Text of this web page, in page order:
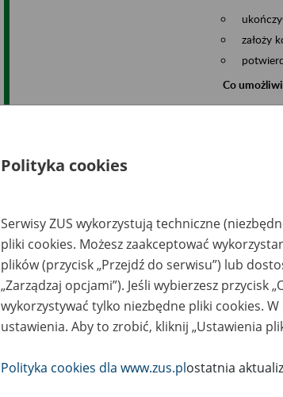
założy
Co
wgląd
Jeśli jesteś
możesz
masz
masz
Jeśli jesteś
możesz
ZUS,
Polityka cookies
Serwisy ZUS wykorzystują techniczne
pliki cookies. Możesz zaakceptować
plików (przycisk „Przejdź do serwisu”) lub
„Zarządzaj opcjami”). Jeśli wybierzesz przycisk
wykorzystywać tylko niezbędne pliki cookies.
ustawienia. Aby to zrobić, kliknij „Ustawienia
Polityka cookies dla www.zus.plostatnia